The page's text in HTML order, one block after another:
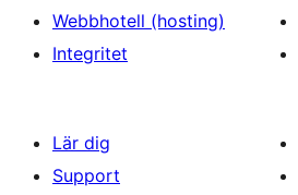
Webbhotell (hosting)
Integritet
Lär dig
Support